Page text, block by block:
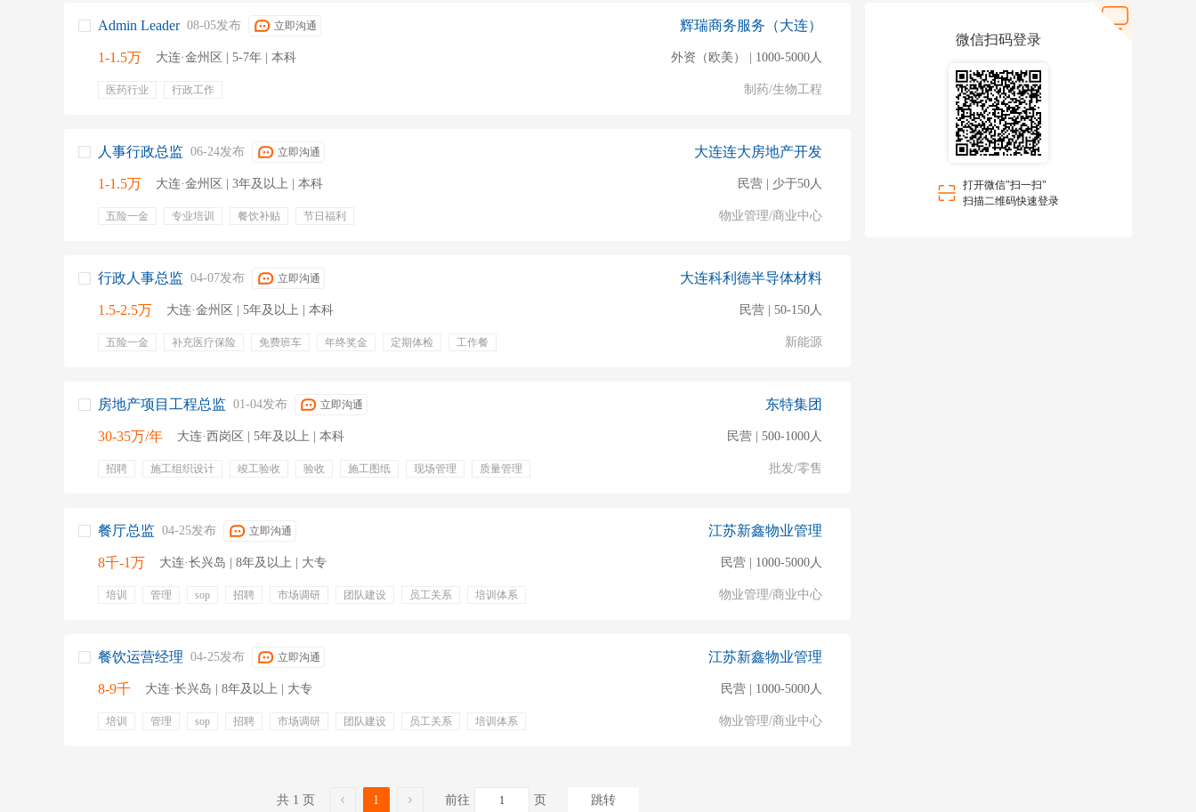
Admin Leader 08-05发布 立即沟通
1-1.5万 大连·金州区 | 5-7年 | 本科
医药行业 行政工作
辉瑞商务服务（大连）
外资（欧美） | 1000-5000人
制药/生物工程
人事行政总监 06-24发布 立即沟通
1-1.5万 大连·金州区 | 3年及以上 | 本科
五险一金 专业培训 餐饮补贴 节日福利
大连连大房地产开发
民营 | 少于50人
物业管理/商业中心
行政人事总监 04-07发布 立即沟通
1.5-2.5万 大连·金州区 | 5年及以上 | 本科
五险一金 补充医疗保险 免费班车 年终奖金 定期体检
工作餐
大连科利德半导体材料
民营 | 50-150人
新能源
房地产项目工程总监 01-04发布 立即沟通
30-35万/年 大连·西岗区 | 5年及以上 | 本科
招聘 施工组织设计 竣工验收 验收 施工图纸 现场管理
质量管理
东特集团
民营 | 500-1000人
批发/零售
餐厅总监 04-25发布 立即沟通
8千-1万 大连·长兴岛 | 8年及以上 | 大专
培训 管理 sop 招聘 市场调研 团队建设 员工关系
培训体系
江苏新鑫物业管理
民营 | 1000-5000人
物业管理/商业中心
餐饮运营经理 04-25发布 立即沟通
8-9千 大连·长兴岛 | 8年及以上 | 大专
培训 管理 sop 招聘 市场调研 团队建设 员工关系
培训体系
江苏新鑫物业管理
民营 | 1000-5000人
物业管理/商业中心
共 1 页 1 前往 页 跳转
微信扫码登录
打开微信"扫一扫"
扫描二维码快速登录